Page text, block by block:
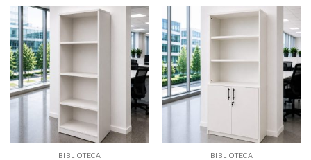
$171.990
hasta
$210.000
hasta
BIBLIOTECA BIBLIOTECA